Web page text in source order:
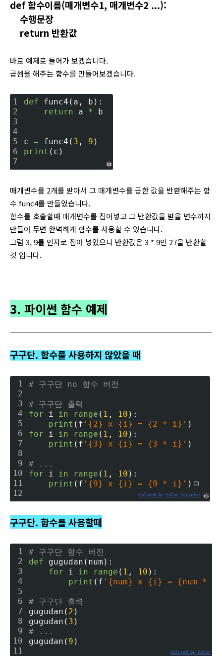
def 함수이름(매개변수1, 매개변수2 ...):
수행문장
return 반환값
바로 예제로 들어가 보겠습니다.
곱셈을 해주는 함수를 만들어보겠습니다.
1
2
3
4
5
6
7
def func4(a, b):
return a * b
c = func4( 3 , 9 )
print (c)
cs
매개변수를 2개를 받아서 그 매개변수를 곱한 값을 반환해주는 함
수 func4를 만들었습니다.
함수를 호출할때 매개변수를 집어넣고 그 반환값을 받을 변수까지
만들어 두면 완벽하게 함수를 사용할 수 있습니다.
그럼 3, 9를 인자로 집어 넣었으니 반환값은 3 * 9인 27을 반환할
것 입니다.
3. 파이썬 함수 예제
구구단. 함수를 사용하지 않았을 때
1
2
3
4
5
6
7
8
9
10
11
12
# 구구단 no 함수 버전
# 구구단 출력
for i in range ( 1 , 10 ):
print (f '{2} x {i} = {2 * i}' )
for i in range ( 1 , 10 ):
print (f '{3} x {i} = {3 * i}' )
# ...
for i in range ( 1 , 10 ):
print (f '{9} x {i} = {9 * i}' )ㅁ
Colored by Color Scripter cs
구구단. 함수를 사용할때
1
2
3
4
5
6
7
8
9
10
11
# 구구단 함수 버전
def gugudan(num):
for i in range ( 1 , 10 ):
print (f '{num} x {i} = {num *
# 구구단 출력
gugudan( 2 )
gugudan( 3 )
# ...
gugudan( 9 )
Colored by Color